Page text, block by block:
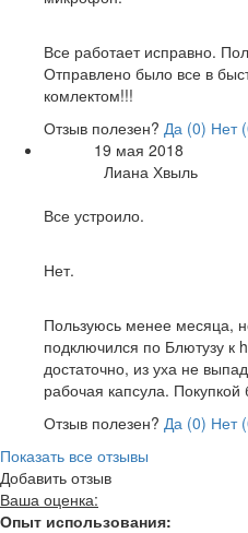
Все работает исправно.
Отправлено было все в
комлектом!!!
Отзыв полезен? Да (0) Нет (
19 мая 2018
Лиана Хвыль
Все устроило.
Нет.
Пользуюсь менее месяца,
подключился по Блютузу к
достаточно, из уха не
рабочая капсула.
Отзыв полезен? Да (0) Нет (
Показать все отзывы
Добавить отзыв
Ваша оценка:
Опыт использования: